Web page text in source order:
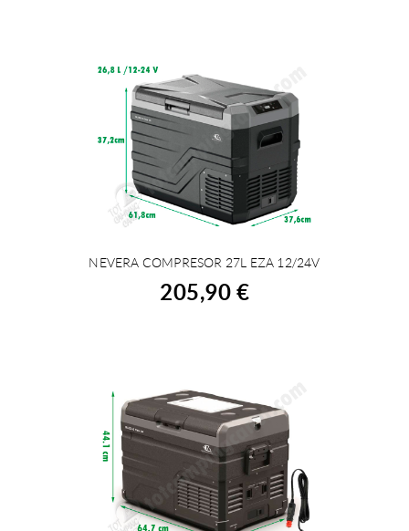
COMPRAR
NEVERA COMPRESOR 27L EZA 12/24V
205,90 €